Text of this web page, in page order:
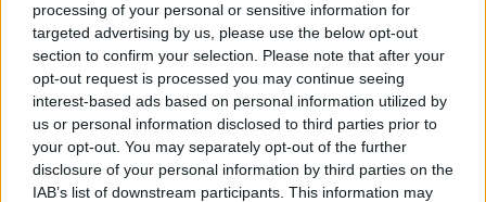
processing of your personal or sensitive information for
targeted advertising by us, please use the below opt-out
section to confirm your selection. Please note that after your
opt-out request is processed you may continue seeing
interest-based ads based on personal information utilized by
us or personal information disclosed to third parties prior to
your opt-out. You may separately opt-out of the further
disclosure of your personal information by third parties on the
IAB’s list of downstream participants. This information may